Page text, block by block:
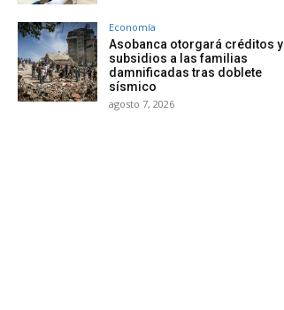
Economía
Asobanca otorgará créditos y
subsidios a las familias
damnificadas tras doblete
sísmico
agosto 7, 2026